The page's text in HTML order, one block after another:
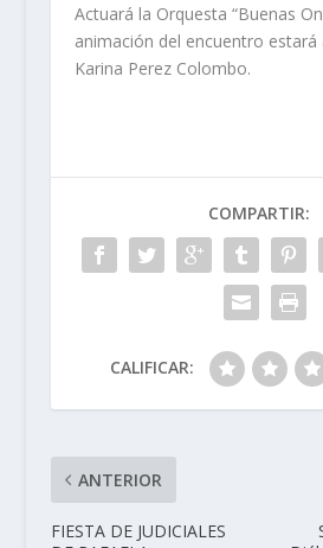
Actuará la Orquesta “Buenas
animación del encuentro estará
Karina Perez Colombo.
COMPARTIR:
CALIFICAR:
ANTERIOR
FIESTA DE JUDICIALES